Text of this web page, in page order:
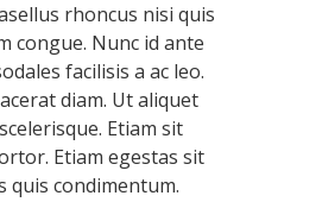
rhoncus nisi quis
congue. Nunc id ante
facilisis a ac leo.
diam. Ut aliquet
Etiam sit
Etiam egestas sit
quis condimentum.